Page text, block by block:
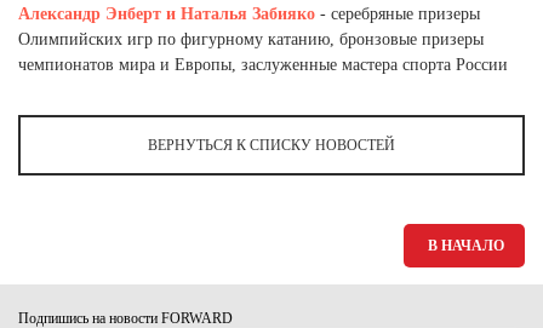
Северная Осетия (2)
Смоленская область (1)
Ставропольский край (5)
Тюменская область (3)
Ямало-Ненецкий автономный округ (1)
Александр Энберт и Наталья Забияко - серебряные призеры
Олимпийских игр по фигурному катанию, бронзовые призеры
чемпионатов мира и Европы, заслуженные мастера спорта России
ВЕРНУТЬСЯ К СПИСКУ НОВОСТЕЙ
В НАЧАЛО
Подпишись на новости FORWARD